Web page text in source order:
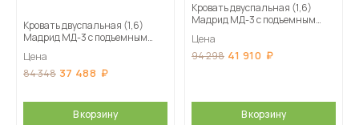
Кровать двуспальная (1,6)
Мадрид МД-3 с подъемным
Цена
84 348 37 488
В корзину
Кровать двуспальная (1,6)
Мадрид МД-3 с подъемным
Цена
94 298 41 910
В корзину